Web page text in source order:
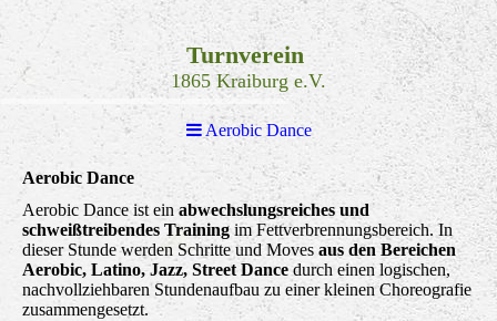
Turnverein
1865 Kraiburg e.V.
Aerobic Dance
Aerobic Dance
Aerobic Dance ist einabwechslungsreiches und
schweißtreibendes Trainingim Fettverbrennungsbereich. In
dieser Stunde werden Schritte und Moves aus den Bereichen
Aerobic, Latino, Jazz, Street Dancedurch einen logischen,
nachvollziehbaren Stundenaufbau zu einer kleinen Choreografie
zusammengesetzt.